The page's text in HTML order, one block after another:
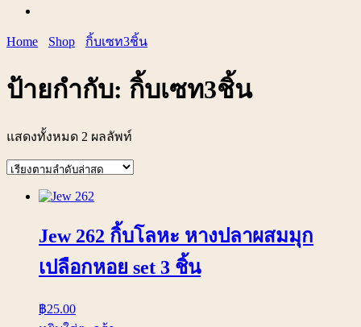
Home Shop กิ้บเซท3ชิ้น
ป้ายกำกับ: กิ้บเซท3ชิ้น
แสดงทั้งหมด 2 ผลลัพท์
Jew 262 กิ้บโลหะ หางปลาผสมมุก
เปลือกหอย set 3 ชิ้น
฿25.00